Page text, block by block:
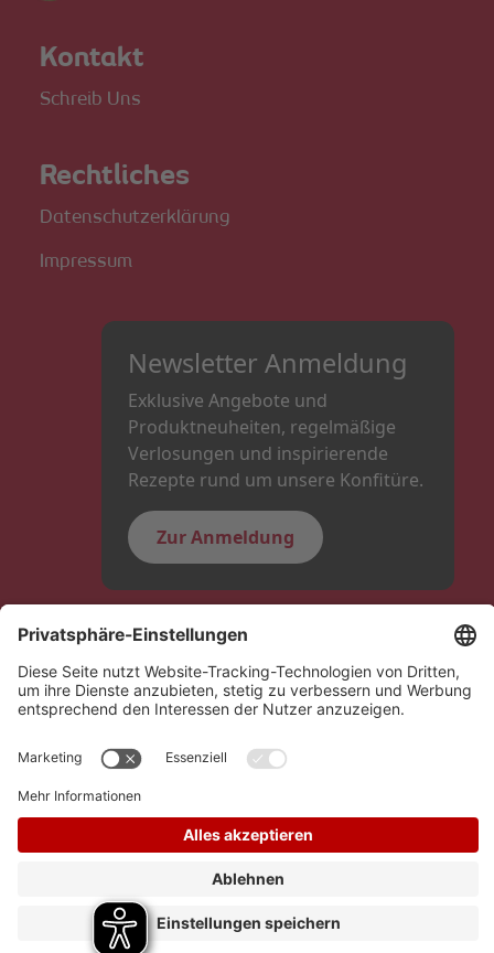
Kontakt
Schreib Uns
Rechtliches
Datenschutzerklärung
Impressum
Newsletter Anmeldung
Exklusive Angebote und
Produktneuheiten, regelmäßige
Verlosungen und inspirierende
Rezepte rund um unsere Konfitüre.
Zur Anmeldung
Folge uns
Copyright © Schwartauer Werke 2026